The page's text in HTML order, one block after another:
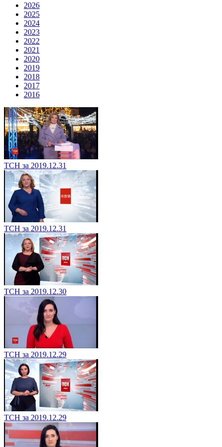
2026
2025
2024
2023
2022
2021
2020
2019
2018
2017
2016
ТСН за 2019.12.31
ТСН за 2019.12.31
ТСН за 2019.12.30
ТСН за 2019.12.29
ТСН за 2019.12.29